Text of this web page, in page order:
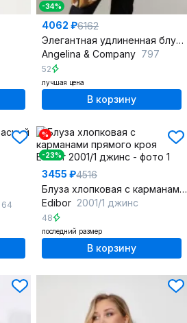
-34%
4062 ₽6162
Элегантная удлиненная блуза из шифона с асимметричным низом
Angelina & Сompany 797
52
лучшая цена
В корзину
64
%
-23%
3455 ₽4516
Блуза хлопковая с карманами прямого кроя
Edibor 2001/1 джинс
48
последний размер
В корзину